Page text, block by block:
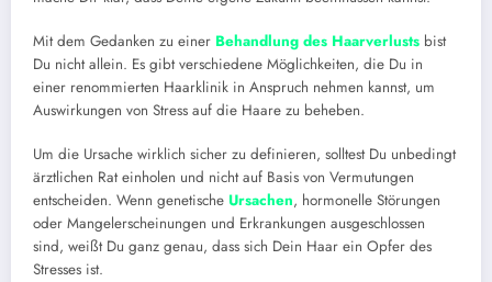
Mit dem Gedanken zu einer Behandlung des Haarverlusts bist
Du nicht allein. Es gibt verschiedene Möglichkeiten, die Du in
einer renommierten Haarklinik in Anspruch nehmen kannst, um
Auswirkungen von Stress auf die Haare zu beheben.
Um die Ursache wirklich sicher zu definieren, solltest Du unbedingt
ärztlichen Rat einholen und nicht auf Basis von Vermutungen
entscheiden. Wenn genetische Ursachen, hormonelle Störungen
oder Mangelerscheinungen und Erkrankungen ausgeschlossen
sind, weißt Du ganz genau, dass sich Dein Haar ein Opfer des
Stresses ist.